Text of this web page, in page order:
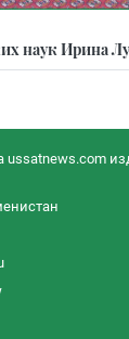
наук Ирина
ussatnews.com